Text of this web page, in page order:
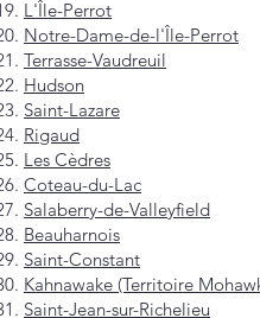
L'Île-Perrot
Notre-Dame-de-l'Île-Perrot
Terrasse-Vaudreuil
Hudson
Saint-Lazare
Rigaud
Les Cèdres
Coteau-du-Lac
Salaberry-de-Valleyfield
Beauharnois
Saint-Constant
Kahnawake (Territoire
Saint-Jean-sur-Richelieu